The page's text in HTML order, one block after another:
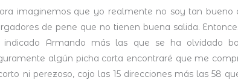
imaginemos que yo realmente no soy tan
de pene que no tienen buena salida.
indicado Armando más las que se ha olvidado
algún picha corta encontraré que me
ni perezoso, cojo las 15 direcciones más las 58